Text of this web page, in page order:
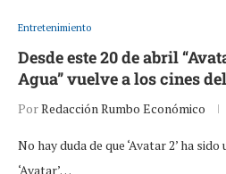
Entretenimiento
Desde este 20 de abril
Agua” vuelve a los cines
PorRedacción Rumbo Económico
No hay duda de que ‘Avatar 2’ ha
‘Avatar’…